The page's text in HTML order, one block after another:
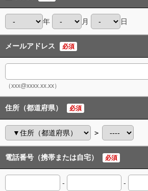
年 月 日
メールアドレス 必須
（xxx@xxxx.xx.xx）
住所（都道府県） 必須
＞
電話番号（携帯または自宅） 必須
- -